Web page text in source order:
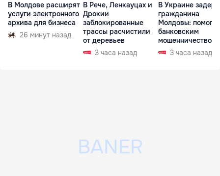
В Молдове расширят
услуги электронного
архива для бизнеса
26 минут назад
В Рече, Ленкауцах и
Дрокии
заблокированные
трассы расчистили
от деревьев
3 часа назад
В Украине
гражданина
Молдовы:
банковским
мошенничеством
Чехии3 часа назад